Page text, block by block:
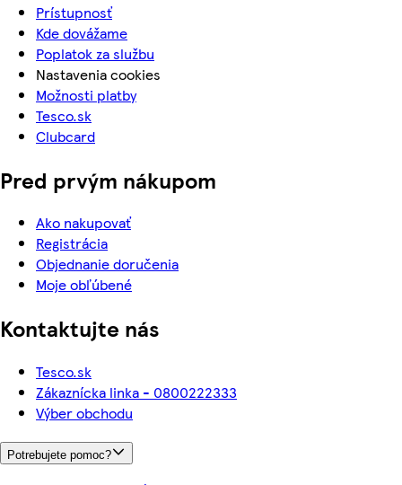
Prístupnosť
Kde dovážame
Poplatok za službu
Nastavenia cookies
Možnosti platby
Tesco.sk
Clubcard
Pred prvým nákupom
Ako nakupovať
Registrácia
Objednanie doručenia
Moje obľúbené
Kontaktujte nás
Tesco.sk
Zákaznícka linka - 0800222333
Výber obchodu
Potrebujete pomoc?